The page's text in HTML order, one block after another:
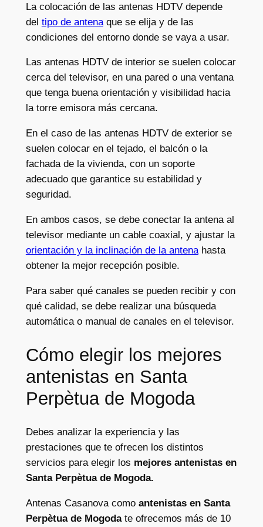
La colocación de las antenas HDTV depende
del tipo de antenaque se elija y de las
condiciones del entorno donde se vaya a usar.
Las antenas HDTV de interior se suelen colocar
cerca del televisor, en una pared o una ventana
que tenga buena orientación y visibilidad hacia
la torre emisora más cercana.
En el caso de las antenas HDTV de exterior se
suelen colocar en el tejado, el balcón o la
fachada de la vivienda, con un soporte
adecuado que garantice su estabilidad y
seguridad.
En ambos casos, se debe conectar la antena al
televisor mediante un cable coaxial, y ajustar la
orientación y la inclinación de la antenahasta
obtener la mejor recepción posible.
Para saber qué canales se pueden recibir y con
qué calidad, se debe realizar una búsqueda
automática o manual de canales en el televisor.
Cómo elegir los mejores
antenistas en Santa
Perpètua de Mogoda
Debes analizar la experiencia y las
prestaciones que te ofrecen los distintos
servicios para elegir los mejores antenistas en
Santa Perpètua de Mogoda.
Antenas Casanova como antenistas en Santa
Perpètua de Mogoda te ofrecemos más de 10